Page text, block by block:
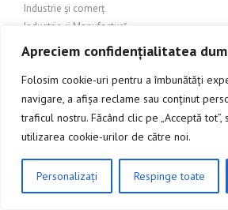
Apreciem confidențialitatea
Folosim cookie-uri pentru a îmbunătăți
navigare, a afișa reclame sau conținut
traficul nostru. Făcând clic pe „Acceptă
utilizarea cookie-urilor de către noi.
Personalizați Respinge toate
Industrie și comerț
Industrie și Manufactură
Industrie si productie
Industrie și servicii
Industrie textilă
INGINERIE
Îngrijire balcon
Îngrijire exterioară
Îngrijire grădină și amenajări exterioare
Îngrijire grădină și exterior
CLICK AICI PENTRU A